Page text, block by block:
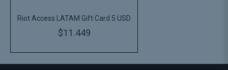
Riot Access LATAM Gift Card 5 USD
$11.449